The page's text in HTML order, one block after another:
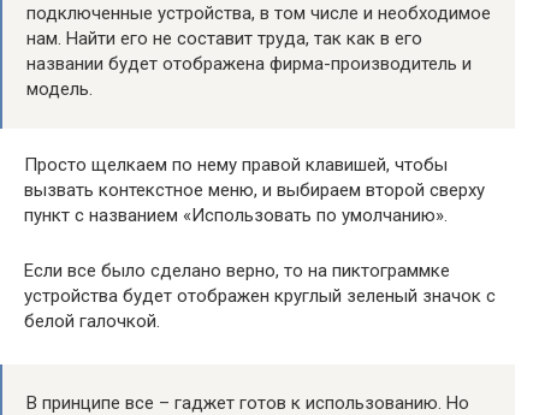
подключенные устройства, в том числе и необходимое
нам. Найти его не составит труда, так как в его
названии будет отображена фирма-производитель и
модель.
Просто щелкаем по нему правой клавишей, чтобы
вызвать контекстное меню, и выбираем второй сверху
пункт с названием «Использовать по умолчанию».
Если все было сделано верно, то на пиктограммке
устройства будет отображен круглый зеленый значок с
белой галочкой.
В принципе все – гаджет готов к использованию. Но